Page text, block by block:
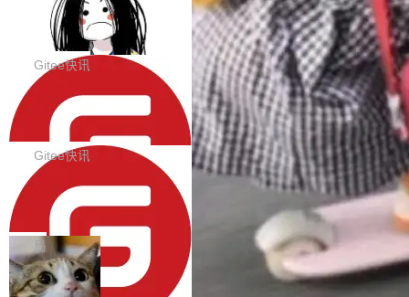
代码评审及自动化运维的全面落地夯实了“一体
化”的基座。 新版本将为用户带来更好的使用体
验和更高的工作效率，感谢大家一直以来的支持
和反馈，我们将继续努力提供更优秀的产品和服
务！ 新增功能点 DevOps： 采用自研代码托管
平台，支持一站式安装，提供从代码提交到交付
的...
器。HTTP 引擎是一个独立插件。你选一个，或
者选两个，不同环境之间切换，一行应用代码都
不用改。 下面快速过一下 10 种 HTTP 服务器
选项，各自适合什么场景，以及怎么切换。 一行
依赖替换 在 Solon 里换 HTTP 服务器就是改 po
m.xml 里一个依赖，别的什么都不用动。 <depe
factId>solon-web</artifac...
BootstrapBlazor v10.9.0 已经发布，B
ootstrap 样式的 Blazor UI 组件库
BootstrapBlazor v10.9.0 已经发布，Bootstrap
样式的 Blazor UI 组件库 此版本更新内容包括：
Release 2026-07-31 V10.9.0 Fixes fix(MultiFi
lter): 增加暗黑主题支持 by @ArgoZhang in htt
ps://github.com/dotnetcore/BootstrapBlazor/p
ull/8239 fix(Camera): 增加 exact 显式设置设备
id by @kkxkx in https://github.com/dotnetcor
e/BootstrapBlazor/pull/825...
Gitee快讯
SolonCode v2026.8.2 已经发布，终端
智能体
SolonCode v2026.8.2 已经发布，终端智能体
此版本更新内容包括： 优化 soloncode run 模
式（参考 run-headless-mode.md） 添加 solon
code web 国际化多语言支持 添加 soloncode w
eb 消息列表消息导航支持 修复 soloncode web
文件详情初次显示时语法高亮失效的问题 修复 s
oloncode web 审查详情文件名中文乱码的问题
细节优化 详情查看：https://gitee.com/opensol
Gitee快讯
OpenAI 宣布 GPT-5.6 Luna 价格下降
80%
OpenAI 宣布 GPT-5.6 Luna 价格下降 80%。输
入从每百万 token 1 美元砍到 0.2 美元，输出从
6 美元砍到 1.2 美元。GPT-5.6 Terra 降 20%。
旗舰 Sol 没降，但加了一个 Fast 模式——2.5
局
DeepSeek-V4-Flash 官方 API 现已正